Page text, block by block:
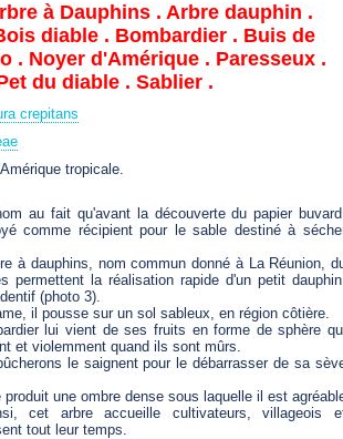
à Dauphins . Arbre dauphin .
diable . Bombardier . Buis de
. Noyer d'Amérique . Paresseux .
du diable . Sablier .
crepitans
tropicale.
au fait qu'avant la découverte du papier
comme récipient pour le sable destiné à
à dauphins, nom commun donné à La Réunion,
permettent la réalisation rapide d'un petit
(photo 3).
il pousse sur un sol sableux, en région côtière.
lui vient de ses fruits en forme de sphère
et violemment quand ils sont mûrs.
le saignent pour le débarrasser de sa
produit une ombre dense sous laquelle il est
cet arbre accueille cultivateurs, villageois
tout leur temps.